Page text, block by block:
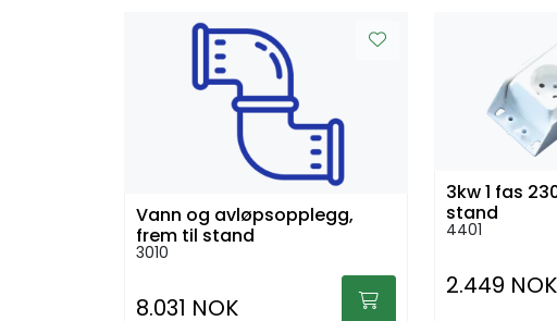
Vann og avløpsopplegg,
frem til stand
3010
8.031 NOK
3kw 1 fas
stand
4401
2.449 NOK